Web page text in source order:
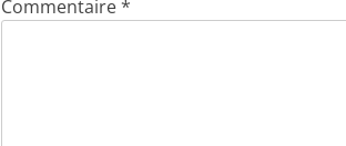
Commentaire*